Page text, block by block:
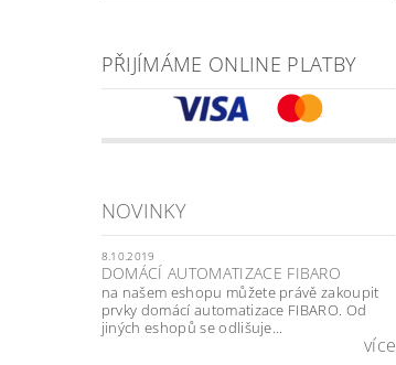
PŘIJÍMÁME ONLINE PLATBY
NOVINKY
8.10.2019
DOMÁCÍ AUTOMATIZACE FIBARO
na našem eshopu můžete právě zakoupit
prvky domácí automatizace FIBARO. Od
jiných eshopů se odlišuje...
více